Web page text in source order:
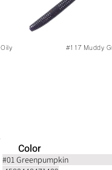
Oily #117 Muddy
#01